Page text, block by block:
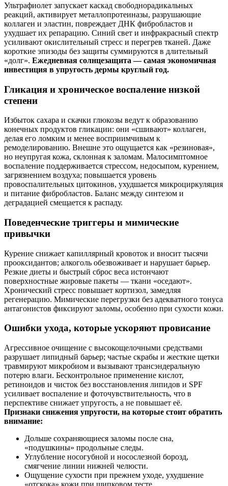
Ультрафиолет запускает каскад свободнорадикальных
реакций, активирует металлопротеиназы, разрушающие
коллаген и эластин, повреждает ДНК фибробластов и
ухудшает их репарацию. Синий свет и инфракрасный спектр
усиливают окислительный стресс и перегрев тканей. Даже
короткие эпизоды без защиты суммируются в длительный
«долг». Ежедневная солнцезащита — самая экономичная
инвестиция в упругость дермы круглый год.
Гликация и хроническое воспаление низкой
степени
Избыток сахара и скачки глюкозы ведут к образованию
конечных продуктов гликации: они «сшивают» коллаген,
делая его ломким и менее восприимчивым к
ремоделированию. Внешне это ощущается как «резиновая»,
но неупругая кожа, склонная к заломам. Малосимптомное
воспаление поддерживается стрессом, недосыпом, курением,
загрязнением воздуха; повышается уровень
провоспалительных цитокинов, ухудшается микроциркуляция
и питание фибробластов. Баланс между синтезом и
деградацией смещается к распаду.
Поведенческие триггеры и мимические
привычки
Курение снижает капиллярный кровоток и вносит тысячи
прооксидантов; алкоголь обезвоживает и нарушает барьер.
Резкие диеты и быстрый сброс веса истончают
поверхностные жировые пакеты — ткани «оседают».
Хронический стресс повышает кортизол, замедляя
регенерацию. Мимические перегрузки без адекватного тонуса
антагонистов фиксируют заломы, особенно при сухости кожи.
Ошибки ухода, которые ускоряют провисание
Агрессивное очищение с высокощелочными средствами
разрушает липидный барьер; частые скрабы и жесткие щетки
травмируют микробиом и вызывают трансэндеральную
потерю влаги. Бесконтрольное применение кислот,
ретиноидов и чисток без восстановления липидов и SPF
усиливает воспаление и фоточувствительность, что в
перспективе снижает упругость, а не повышает её.
Признаки снижения упругости, на которые стоит обратить
внимание:
Дольше сохраняющиеся заломы после сна,
«подушкины» продольные следы.
Углубление носогубной и носослезной борозд,
смягчение линии нижней челюсти.
Ощущение сухости при прежнем уходе, ухудшение